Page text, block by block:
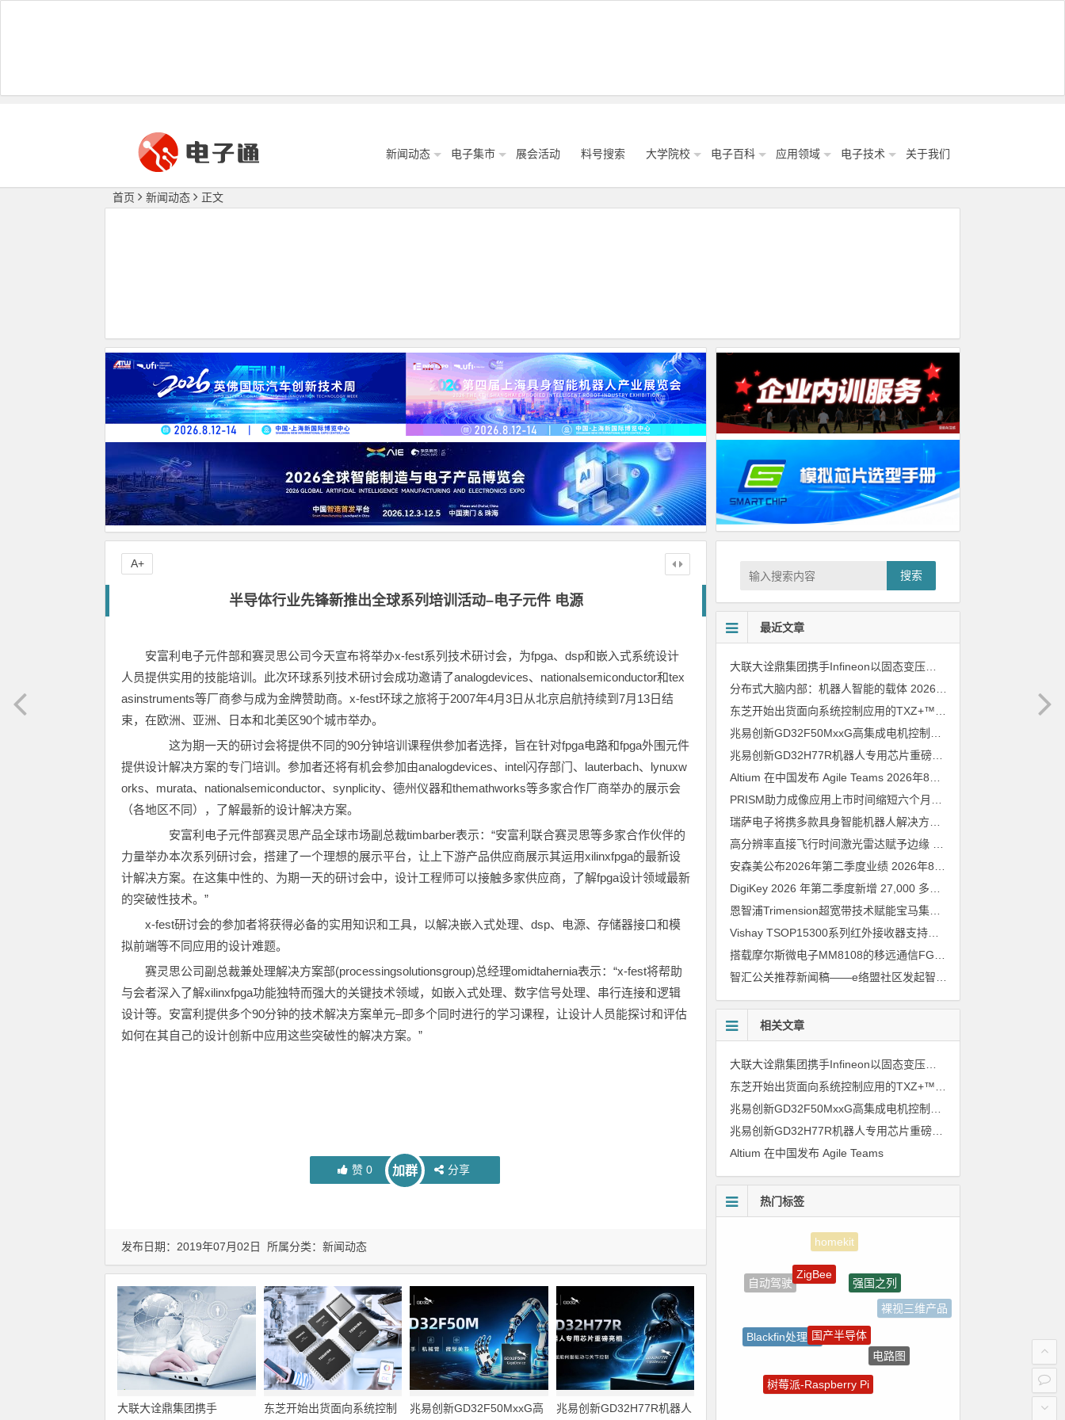
新闻动态 电子集市 展会活动 料号搜索 大学院校 电子百科 应用领域 电子技术 关于我们
首页 新闻动态 正文
半导体行业先锋新推出全球系列培训活动–电子元件 电源
安富利电子元件部和赛灵思公司今天宣布将举办x-fest系列技术研讨会，为fpga、dsp和嵌入式系统设计
人员提供实用的技能培训。此次环球系列技术研讨会成功邀请了analogdevices、nationalsemiconductor和tex
asinstruments等厂商参与成为金牌赞助商。x-fest环球之旅将于2007年4月3日从北京启航持续到7月13日结
束，在欧洲、亚洲、日本和北美区90个城市举办。
这为期一天的研讨会将提供不同的90分钟培训课程供参加者选择，旨在针对fpga电路和fpga外围元件
提供设计解决方案的专门培训。参加者还将有机会参加由analogdevices、intel闪存部门、lauterbach、lynuxw
orks、murata、nationalsemiconductor、synplicity、德州仪器和themathworks等多家合作厂商举办的展示会
（各地区不同），了解最新的设计解决方案。
安富利电子元件部赛灵思产品全球市场副总裁timbarber表示：“安富利联合赛灵思等多家合作伙伴的
力量举办本次系列研讨会，搭建了一个理想的展示平台，让上下游产品供应商展示其运用xilinxfpga的最新设
计解决方案。在这集中性的、为期一天的研讨会中，设计工程师可以接触多家供应商，了解fpga设计领域最新
的突破性技术。”
x-fest研讨会的参加者将获得必备的实用知识和工具，以解决嵌入式处理、dsp、电源、存储器接口和模
拟前端等不同应用的设计难题。
赛灵思公司副总裁兼处理解决方案部(processingsolutionsgroup)总经理omidtahernia表示：“x-fest将帮助
与会者深入了解xilinxfpga功能独特而强大的关键技术领域，如嵌入式处理、数字信号处理、串行连接和逻辑
设计等。安富利提供多个90分钟的技术解决方案单元–即多个同时进行的学习课程，让设计人员能探讨和评估
如何在其自己的设计创新中应用这些突破性的解决方案。”
赞0 加群 分享
A+
发布日期：2019年07月02日 所属分类： 新闻动态
大联大诠鼎集团携手 东芝开始出货面向系统控制 兆易创新GD32F50MxxG高 兆易创新GD32H77R机器人
搜索
最近文章
大联大诠鼎集团携手Infineon以固态变压器重构配电效率新标杆
分布式大脑内部：机器人智能的载体 2026年8月6日
兆易创新GD32H77R机器人专用芯片重磅亮相，精准赋能伺服驱动与关节控制
Altium 在中国发布 Agile Teams 2026年8月6日
安森美公布2026年第二季度业绩 2026年8月6日
恩智浦Trimension超宽带技术赋能宝马集团Digital Key Plus及生命体存在检测功能
Vishay TSOP15300系列红外接收器支持所有主流遥控代码
相关文章
大联大诠鼎集团携手Infineon以固态变压器重构配电效率新标杆
兆易创新GD32H77R机器人专用芯片重磅亮相，精准赋能伺服驱动与关节控制
Altium 在中国发布 Agile Teams
热门标签
自动驾驶
裸视三维产品
朱日和
ADI
树莓派-Raspberry Pi